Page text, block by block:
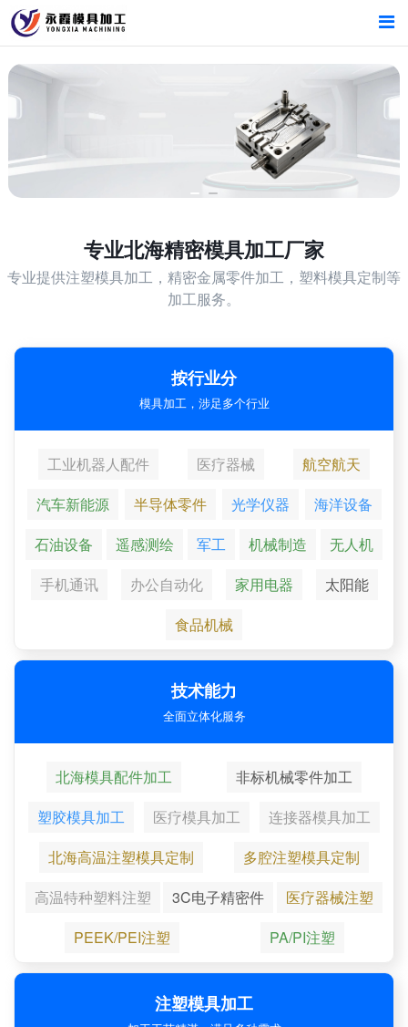
首页
产品中心
新闻中心
首页
产品中心
新闻中心
专业北海精密模具加工厂家
专业提供注塑模具加工，精密金属零件加工，塑料模具定制等
加工服务。
按行业分
模具加工，涉足多个行业
工业机器人配件 医疗器械
航空航天
汽车新能源
半导体零件 光学仪器
海洋设备
石油设备
遥感测绘 军工 机械制造
无人机
手机通讯
办公自动化 家用电器
太阳能
食品机械
技术能力
全面立体化服务
北海模具配件加工
非标机械零件加工
塑胶模具加工
医疗模具加工
连接器模具加工
北海高温注塑模具定制
多腔注塑模具定制
高温特种塑料注塑
3C电子精密件
医疗器械注塑
PEEK/PEI注塑
PA/PI注塑
注塑模具加工